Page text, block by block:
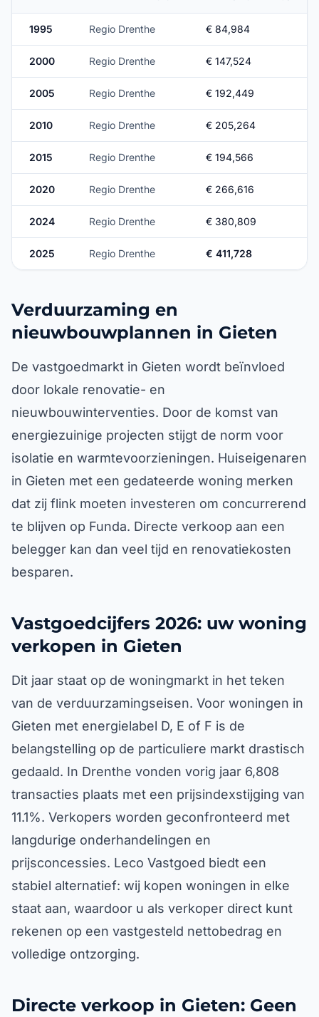
1995 Regio Drenthe € 84,984
2000 Regio Drenthe € 147,524
2005 Regio Drenthe € 192,449
2010 Regio Drenthe € 205,264
2015 Regio Drenthe € 194,566
2020 Regio Drenthe € 266,616
2024 Regio Drenthe € 380,809
2025 Regio Drenthe € 411,728
Verduurzaming en
nieuwbouwplannen in Gieten
De vastgoedmarkt in Gieten wordt beïnvloed
door lokale renovatie- en
nieuwbouwinterventies. Door de komst van
energiezuinige projecten stijgt de norm voor
isolatie en warmtevoorzieningen. Huiseigenaren
in Gieten met een gedateerde woning merken
dat zij flink moeten investeren om concurrerend
te blijven op Funda. Directe verkoop aan een
belegger kan dan veel tijd en renovatiekosten
besparen.
Vastgoedcijfers 2026: uw woning
verkopen in Gieten
Dit jaar staat op de woningmarkt in het teken
van de verduurzamingseisen. Voor woningen in
Gieten met energielabel D, E of F is de
belangstelling op de particuliere markt drastisch
gedaald. In Drenthe vonden vorig jaar 6,808
transacties plaats met een prijsindexstijging van
11.1%. Verkopers worden geconfronteerd met
langdurige onderhandelingen en
prijsconcessies. Leco Vastgoed biedt een
stabiel alternatief: wij kopen woningen in elke
staat aan, waardoor u als verkoper direct kunt
rekenen op een vastgesteld nettobedrag en
volledige ontzorging.
Directe verkoop in Gieten: Geen